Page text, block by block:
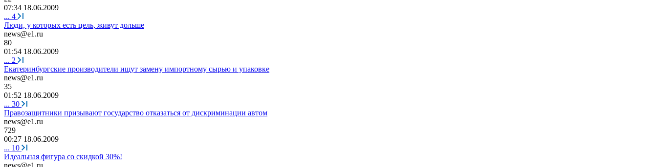
07:34 18.06.2009
... 4
Люди, у которых есть цель, живут дольше
news@e1.ru
80
01:54 18.06.2009
... 2
Екатеринбургские производители ищут замену импортному сырью и упаковке
news@e1.ru
35
01:52 18.06.2009
... 30
Правозащитники призывают государство отказаться от дискриминации автом
news@e1.ru
729
00:27 18.06.2009
... 10
Идеальная фигура со скидкой 30%!
news@e1.ru